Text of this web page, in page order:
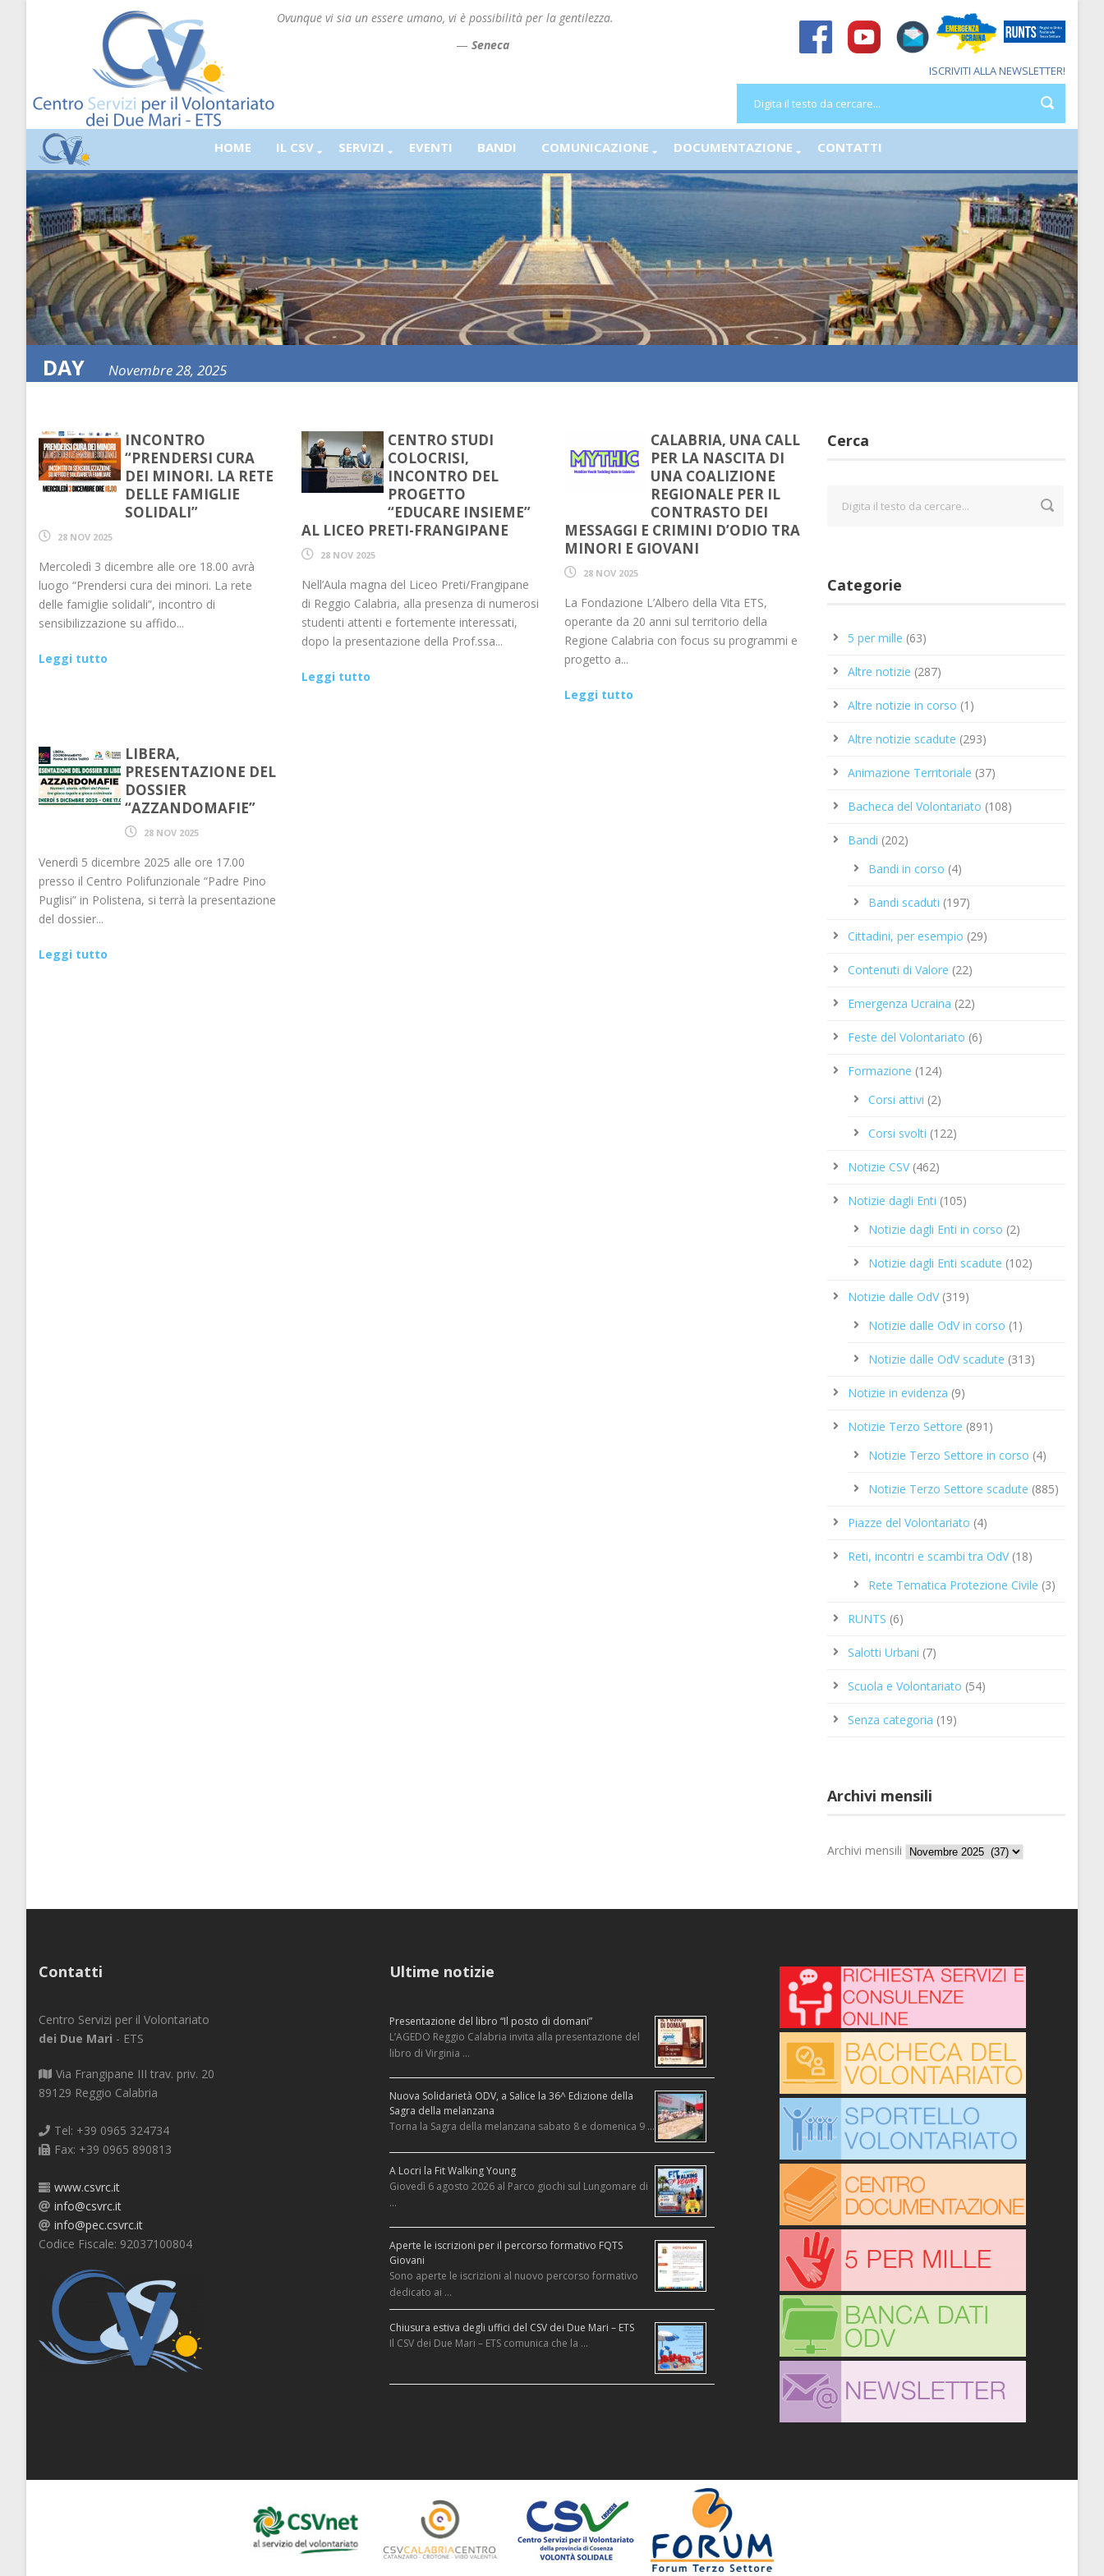
Ovunque vi sia un essere umano, vi è possibilità per la gentilezza.
— Seneca
ISCRIVITI ALLA NEWSLETTER!
HOME IL CSV SERVIZI EVENTI BANDI COMUNICAZIONE DOCUMENTAZIONE CONTATTI
DAY Novembre 28, 2025
INCONTRO
“PRENDERSI CURA
DEI MINORI. LA RETE
DELLE FAMIGLIE
SOLIDALI”
28 NOV 2025
Mercoledì 3 dicembre alle ore 18.00 avrà
luogo “Prendersi cura dei minori. La rete
delle famiglie solidali”, incontro di
sensibilizzazione su affido...
Leggi tutto
CENTRO STUDI
COLOCRISI,
INCONTRO DEL
PROGETTO
“EDUCARE INSIEME”
AL LICEO PRETI-FRANGIPANE
28 NOV 2025
Nell’Aula magna del Liceo Preti/Frangipane
di Reggio Calabria, alla presenza di numerosi
studenti attenti e fortemente interessati,
dopo la presentazione della Prof.ssa...
Leggi tutto
CALABRIA, UNA CALL
PER LA NASCITA DI
UNA COALIZIONE
REGIONALE PER IL
CONTRASTO DEI
MESSAGGI E CRIMINI D’ODIO TRA
MINORI E GIOVANI
28 NOV 2025
La Fondazione L’Albero della Vita ETS,
operante da 20 anni sul territorio della
Regione Calabria con focus su programmi e
progetto a...
Leggi tutto
LIBERA,
PRESENTAZIONE DEL
DOSSIER
“AZZANDOMAFIE”
28 NOV 2025
Venerdì 5 dicembre 2025 alle ore 17.00
presso il Centro Polifunzionale “Padre Pino
Puglisi” in Polistena, si terrà la presentazione
del dossier...
Leggi tutto
Cerca
Categorie
5 per mille (63)
Altre notizie (287)
Altre notizie in corso (1)
Altre notizie scadute (293)
Animazione Territoriale (37)
Bacheca del Volontariato (108)
Bandi (202)
Bandi in corso (4)
Bandi scaduti (197)
Cittadini, per esempio (29)
Contenuti di Valore (22)
Emergenza Ucraina (22)
Feste del Volontariato (6)
Formazione (124)
Corsi attivi (2)
Corsi svolti (122)
Notizie CSV(462)
Notizie dagli Enti (105)
Notizie dagli Enti in corso (2)
Notizie dagli Enti scadute (102)
Notizie dalle OdV(319)
Notizie dalle OdV in corso (1)
Notizie dalle OdV scadute (313)
Notizie in evidenza (9)
Notizie Terzo Settore (891)
Notizie Terzo Settore in corso (4)
Notizie Terzo Settore scadute (885)
Piazze del Volontariato (4)
Reti, incontri e scambi tra OdV(18)
Rete Tematica Protezione Civile (3)
RUNTS (6)
Salotti Urbani (7)
Scuola e Volontariato (54)
Senza categoria (19)
Archivi mensili
Archivi mensili
Contatti
Centro Servizi per il Volontariato
dei Due Mari - ETS
Via Frangipane III trav. priv. 20
89129 Reggio Calabria
Tel: +39 0965 324734
Fax: +39 0965 890813
www.csvrc.it
info@csvrc.it
info@pec.csvrc.it
Codice Fiscale: 92037100804
Ultime notizie
Presentazione del libro “Il posto di domani”
L’AGEDO Reggio Calabria invita alla presentazione del
libro di Virginia …
Nuova Solidarietà ODV, a Salice la 36^ Edizione della
Sagra della melanzana
Torna la Sagra della melanzana sabato 8 e domenica 9 …
A Locri la Fit Walking Young
Giovedì 6 agosto 2026 al Parco giochi sul Lungomare di
…
Aperte le iscrizioni per il percorso formativo FQTS
Giovani
Sono aperte le iscrizioni al nuovo percorso formativo
dedicato ai …
Chiusura estiva degli uffici del CSV dei Due Mari – ETS
Il CSV dei Due Mari – ETS comunica che la …